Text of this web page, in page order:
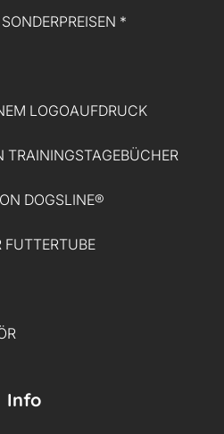
*
LOGOAUFDRUCK
TRAININGSTAGEBÜCHER
DOGSLINE®
FUTTERTUBE
Info